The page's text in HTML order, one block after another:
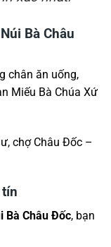
Bà Châu
chân ăn uống,
Miếu Bà Chúa Xứ
chợ Châu Đốc –
Bà Châu Đốc, bạn